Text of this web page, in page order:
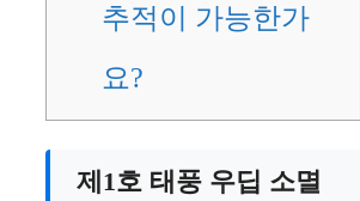
추적이 가능한가
요?
제1호 태풍 우딥 소멸